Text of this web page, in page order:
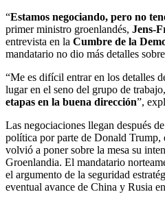
“Estamos negociando, pero no
primer ministro groenlandés, Jens-
entrevista en la Cumbre de la
mandatario no dio más detalles
“Me es difícil entrar en los detalles
lugar en el seno del grupo de
etapas en la buena dirección”,
Las negociaciones llegan después
política por parte de Donald Trump,
volvió a poner sobre la mesa su
Groenlandia. El mandatario
el argumento de la seguridad
eventual avance de China y Rusia